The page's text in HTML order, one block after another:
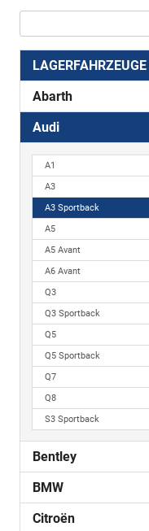
LAGERFAHRZEUGE
Abarth
Audi
A1
A3
A3 Sportback
A5
A5 Avant
A6 Avant
Q3
Q3 Sportback
Q5
Q5 Sportback
Q7
Q8
S3 Sportback
Bentley
BMW
Citroën